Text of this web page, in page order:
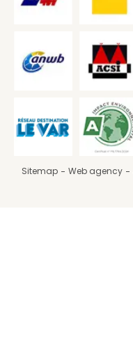
Sitemap Web agency